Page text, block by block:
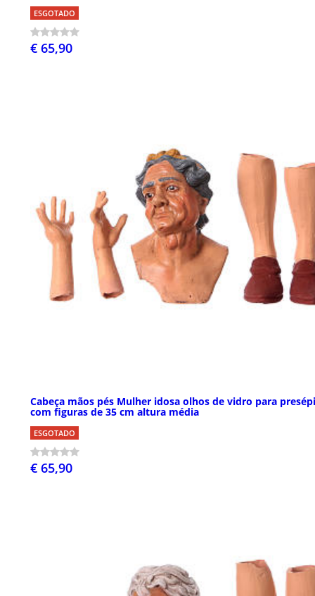
ESGOTADO
€ 65,90
Cabeça mãos pés Mulher idosa olhos de vidro para
com figuras de 35 cm altura média
ESGOTADO
€ 65,90